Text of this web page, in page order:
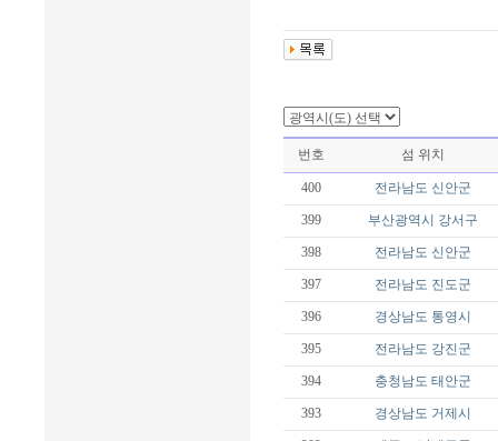
번호 섬 위치
400 전라남도 신안군
399 부산광역시 강서구
398 전라남도 신안군
397 전라남도 진도군
396 경상남도 통영시
395 전라남도 강진군
394 충청남도 태안군
393 경상남도 거제시